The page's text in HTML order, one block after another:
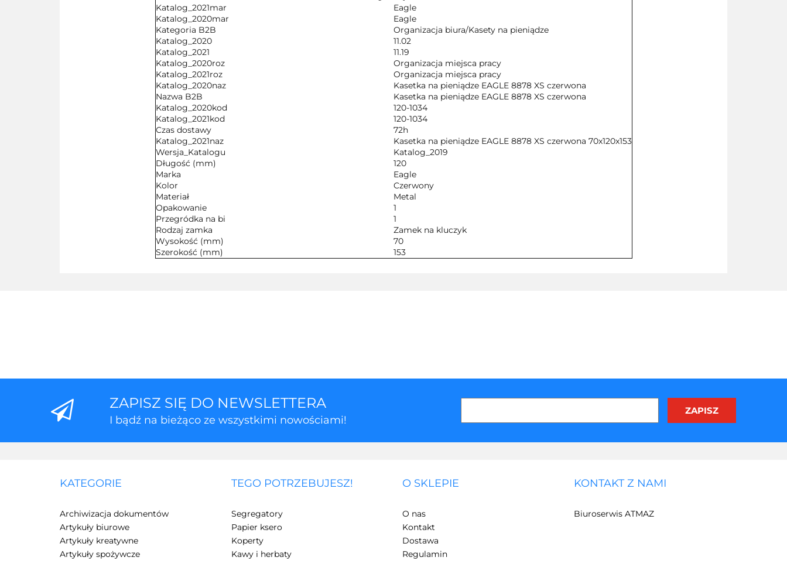
Katalog_2021mar
Eagle
Katalog_2020mar
Eagle
Kategoria B2B
Organizacja biura/Kasety na pieniądze
Katalog_2020
11.02
Katalog_2021
11.19
Katalog_2020roz
Organizacja miejsca pracy
Katalog_2021roz
Organizacja miejsca pracy
Katalog_2020naz
Kasetka na pieniądze EAGLE 8878 XS czerwona
Nazwa B2B
Kasetka na pieniądze EAGLE 8878 XS czerwona
Katalog_2020kod
120-1034
Katalog_2021kod
120-1034
Czas dostawy
72h
Katalog_2021naz
Kasetka na pieniądze EAGLE 8878 XS czerwona 70x120x153
Wersja_Katalogu
Katalog_2019
Długość (mm)
120
Marka
Eagle
Kolor
Czerwony
Materiał
Metal
Opakowanie
1
Przegródka na bi
1
Rodzaj zamka
Zamek na kluczyk
Wysokość (mm)
70
Szerokość (mm)
153
ZAPISZ SIĘ DO NEWSLETTERA
I bądź na bieżąco ze wszystkimi nowościami!
KATEGORIE
Archiwizacja dokumentów
Artykuły biurowe
Artykuły kreatywne
Artykuły spożywcze
TEGO POTRZEBUJESZ!
Segregatory
Papier ksero
Koperty
Kawy i herbaty
O SKLEPIE
O nas
Kontakt
Dostawa
Regulamin
KONTAKT Z NAMI
Biuroserwis ATMAZ